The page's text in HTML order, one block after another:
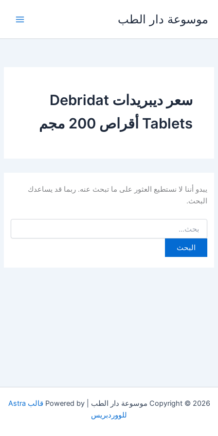
المحتوى
موسوعة دار الطب
سعر ديبريدات Debridat
Tablets أقراص 200 مجم
يبدو أننا لا نستطيع العثور على ما تبحث عنه. ربما قد يساعدك
البحث.
عن:
Copyright © 2026 موسوعة دار الطب | Powered by
قالب Astra
للووردبريس